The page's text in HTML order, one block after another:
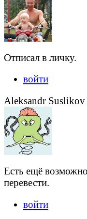
Отписал в личку.
войти
Aleksandr
Есть ещё
перевести.
войти